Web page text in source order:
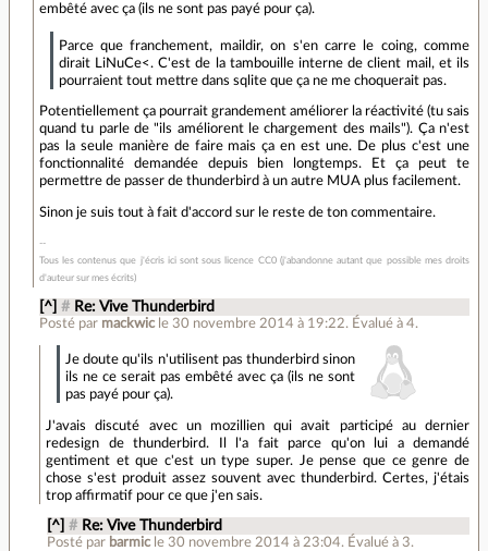
embêté avec ça (ils ne sont pas payé pour ça).
Parce que franchement, maildir, on s'en carre le coing, comme
dirait LiNuCe<. C'est de la tambouille interne de client mail, et ils
pourraient tout mettre dans sqlite que ça ne me choquerait pas.
Potentiellement ça pourrait grandement améliorer la réactivité (tu sais
quand tu parle de "ils améliorent le chargement des mails"). Ça n'est
pas la seule manière de faire mais ça en est une. De plus c'est une
fonctionnalité demandée depuis bien longtemps. Et ça peut te
permettre de passer de thunderbird à un autre MUA plus facilement.
Sinon je suis tout à fait d'accord sur le reste de ton commentaire.
Tous les contenus que j'écris ici sont sous licence CC0 (j'abandonne autant que possible mes droits
d'auteur sur mes écrits)
[^] # Re: Vive Thunderbird
Posté par mackwic le 30 novembre 2014 à 19:22. Évalué à4.
Je doute qu'ils n'utilisent pas thunderbird sinon
ils ne ce serait pas embêté avec ça (ils ne sont
pas payé pour ça).
J'avais discuté avec un mozillien qui avait participé au dernier
redesign de thunderbird. Il l'a fait parce qu'on lui a demandé
gentiment et que c'est un type super. Je pense que ce genre de
chose s'est produit assez souvent avec thunderbird. Certes, j'étais
trop affirmatif pour ce que j'en sais.
[^] # Re: Vive Thunderbird
Posté par barmic le 30 novembre 2014 à 23:04. Évalué à 3.